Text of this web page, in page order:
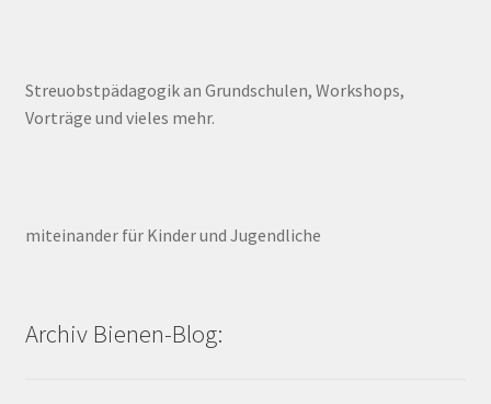
Streuobstpädagogik an Grundschulen, Workshops,
Vorträge und vieles mehr.
miteinander für Kinder und Jugendliche
Archiv Bienen-Blog: